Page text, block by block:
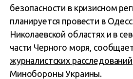
безопасности в кризисном
планируется провести в
Николаевской областях и в
части Черного моря,
журналистских расследований
Минобороны Украины.